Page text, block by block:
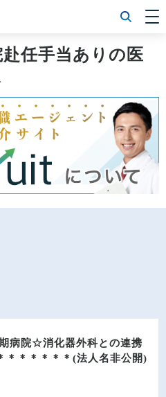
目から探す
徴から探す
リアから探す
目から探す
医師転職特集
について
者情報
シーポリシー
任手当ありの医
病院☆消化器外科との連携
＊＊＊＊＊＊(法人名非公開)